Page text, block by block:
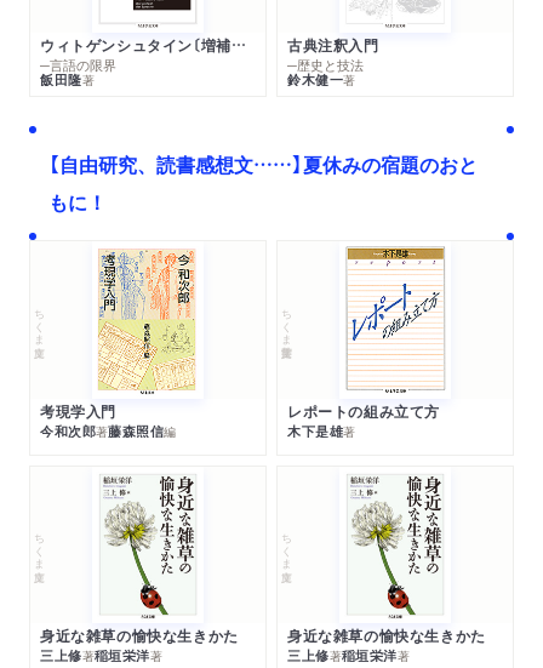
ウィトゲンシュタイン〔増補新版〕
─言語の限界
飯田隆著
古典注釈入門
─歴史と技法
鈴木健一著
【自由研究、読書感想文……】夏休みの宿題のおと
もに！
ちくま文庫
考現学入門
今和次郎著藤森照信編
ちくま学芸文庫
レポートの組み立て方
木下是雄著
ちくま文庫
身近な雑草の愉快な生きかた
三上修著稲垣栄洋著
ちくま文庫
身近な雑草の愉快な生きかた
三上修著稲垣栄洋著